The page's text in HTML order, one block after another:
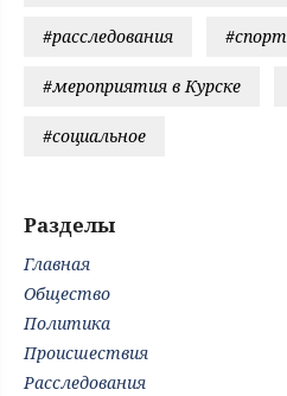
#расследования #спорт
#мероприятия в Курске
#социальное
Разделы
Главная
Общество
Политика
Происшествия
Расследования